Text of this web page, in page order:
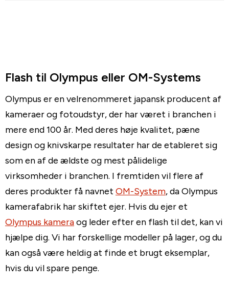
Flash til Olympus eller OM-Systems
Olympus er en velrenommeret japansk producent af
kameraer og fotoudstyr, der har været i branchen i
mere end 100 år. Med deres høje kvalitet, pæne
design og knivskarpe resultater har de etableret sig
som en af de ældste og mest pålidelige
virksomheder i branchen. I fremtiden vil flere af
deres produkter få navnet OM-System, da Olympus
kamerafabrik har skiftet ejer. Hvis du ejer et
Olympus kameraog leder efter en flash til det, kan vi
hjælpe dig. Vi har forskellige modeller på lager, og du
kan også være heldig at finde et brugt eksemplar,
hvis du vil spare penge.